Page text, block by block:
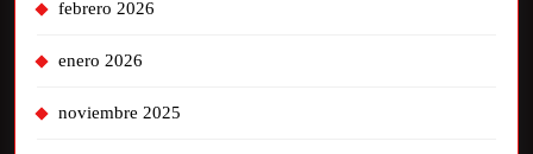
febrero 2026
enero 2026
noviembre 2025